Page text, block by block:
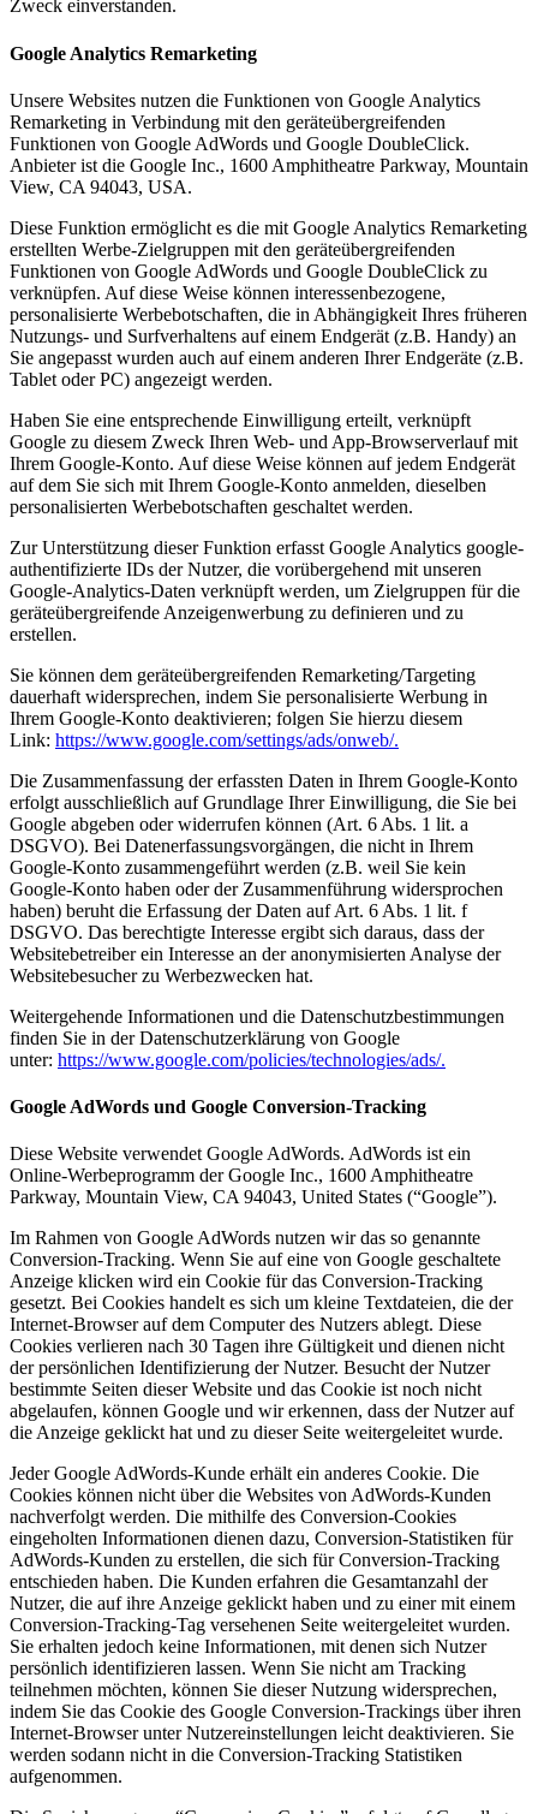
Zweck einverstanden.
Google Analytics Remarketing
Unsere Websites nutzen die Funktionen von Google Analytics
Remarketing in Verbindung mit den geräteübergreifenden
Funktionen von Google AdWords und Google DoubleClick.
Anbieter ist die Google Inc., 1600 Amphitheatre Parkway, Mountain
View, CA 94043, USA.
Diese Funktion ermöglicht es die mit Google Analytics Remarketing
erstellten Werbe-Zielgruppen mit den geräteübergreifenden
Funktionen von Google AdWords und Google DoubleClick zu
verknüpfen. Auf diese Weise können interessenbezogene,
personalisierte Werbebotschaften, die in Abhängigkeit Ihres früheren
Nutzungs- und Surfverhaltens auf einem Endgerät (z.B. Handy) an
Sie angepasst wurden auch auf einem anderen Ihrer Endgeräte (z.B.
Tablet oder PC) angezeigt werden.
Haben Sie eine entsprechende Einwilligung erteilt, verknüpft
Google zu diesem Zweck Ihren Web- und App-Browserverlauf mit
Ihrem Google-Konto. Auf diese Weise können auf jedem Endgerät
auf dem Sie sich mit Ihrem Google-Konto anmelden, dieselben
personalisierten Werbebotschaften geschaltet werden.
Zur Unterstützung dieser Funktion erfasst Google Analytics google-
authentifizierte IDs der Nutzer, die vorübergehend mit unseren
Google-Analytics-Daten verknüpft werden, um Zielgruppen für die
geräteübergreifende Anzeigenwerbung zu definieren und zu
erstellen.
Sie können dem geräteübergreifenden Remarketing/Targeting
dauerhaft widersprechen, indem Sie personalisierte Werbung in
Ihrem Google-Konto deaktivieren; folgen Sie hierzu diesem
Link: https://www.google.com/settings/ads/onweb/.
Die Zusammenfassung der erfassten Daten in Ihrem Google-Konto
erfolgt ausschließlich auf Grundlage Ihrer Einwilligung, die Sie bei
Google abgeben oder widerrufen können (Art. 6 Abs. 1 lit. a
DSGVO). Bei Datenerfassungsvorgängen, die nicht in Ihrem
Google-Konto zusammengeführt werden (z.B. weil Sie kein
Google-Konto haben oder der Zusammenführung widersprochen
haben) beruht die Erfassung der Daten auf Art. 6 Abs. 1 lit. f
DSGVO. Das berechtigte Interesse ergibt sich daraus, dass der
Websitebetreiber ein Interesse an der anonymisierten Analyse der
Websitebesucher zu Werbezwecken hat.
Weitergehende Informationen und die Datenschutzbestimmungen
finden Sie in der Datenschutzerklärung von Google
unter: https://www.google.com/policies/technologies/ads/.
Google AdWords und Google Conversion-Tracking
Diese Website verwendet Google AdWords. AdWords ist ein
Online-Werbeprogramm der Google Inc., 1600 Amphitheatre
Parkway, Mountain View, CA 94043, United States (“Google”).
Im Rahmen von Google AdWords nutzen wir das so genannte
Conversion-Tracking. Wenn Sie auf eine von Google geschaltete
Anzeige klicken wird ein Cookie für das Conversion-Tracking
gesetzt. Bei Cookies handelt es sich um kleine Textdateien, die der
Internet-Browser auf dem Computer des Nutzers ablegt. Diese
Cookies verlieren nach 30 Tagen ihre Gültigkeit und dienen nicht
der persönlichen Identifizierung der Nutzer. Besucht der Nutzer
bestimmte Seiten dieser Website und das Cookie ist noch nicht
abgelaufen, können Google und wir erkennen, dass der Nutzer auf
die Anzeige geklickt hat und zu dieser Seite weitergeleitet wurde.
Jeder Google AdWords-Kunde erhält ein anderes Cookie. Die
Cookies können nicht über die Websites von AdWords-Kunden
nachverfolgt werden. Die mithilfe des Conversion-Cookies
eingeholten Informationen dienen dazu, Conversion-Statistiken für
AdWords-Kunden zu erstellen, die sich für Conversion-Tracking
entschieden haben. Die Kunden erfahren die Gesamtanzahl der
Nutzer, die auf ihre Anzeige geklickt haben und zu einer mit einem
Conversion-Tracking-Tag versehenen Seite weitergeleitet wurden.
Sie erhalten jedoch keine Informationen, mit denen sich Nutzer
persönlich identifizieren lassen. Wenn Sie nicht am Tracking
teilnehmen möchten, können Sie dieser Nutzung widersprechen,
indem Sie das Cookie des Google Conversion-Trackings über ihren
Internet-Browser unter Nutzereinstellungen leicht deaktivieren. Sie
werden sodann nicht in die Conversion-Tracking Statistiken
aufgenommen.